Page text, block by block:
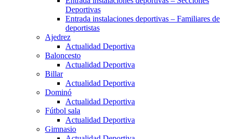
Deportivas
Entrada instalaciones deportivas – Familiares de
deportistas
Ajedrez
Actualidad Deportiva
Baloncesto
Actualidad Deportiva
Billar
Actualidad Deportiva
Dominó
Actualidad Deportiva
Fútbol sala
Actualidad Deportiva
Gimnasio